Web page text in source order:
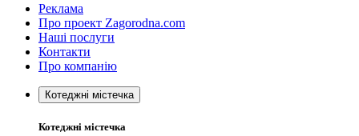
Реклама
Про проект Zagorodna.com
Наші послуги
Контакти
Про компанію
Котеджні містечка
Котеджні містечка